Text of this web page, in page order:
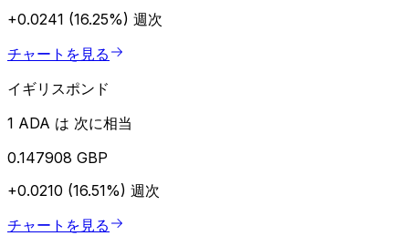
+0.0241 (16.25%) 週次
チャートを見る
イギリスポンド
1 ADA は 次に相当
0.147908 GBP
+0.0210 (16.51%) 週次
チャートを見る